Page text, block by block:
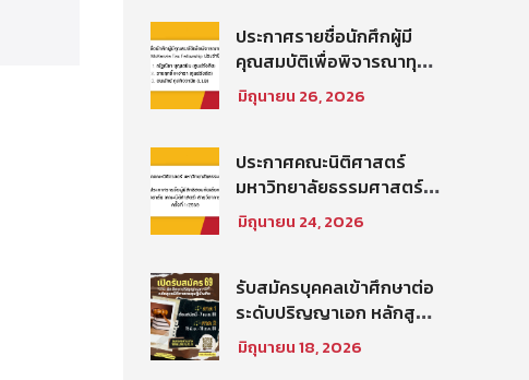
ธรรมศาสตร์ ปีการศึกษา
2569 รอบที่ 2
ประกาศรายชื่อนักศึกผู้มี
คุณสมบัติเพื่อพิจารณาทุน
โครงการ Thammasat–
Baker McKenzie Tax
ศึกษา 2569
มิถุนายน 26, 2026
ประกาศคณะนิติศาสตร์
มหาวิทยาลัยธรรมศาสตร์
เรื่อง ประกาศรายชื่อผู้มี
สิทธิสอบคัดเลือกให้เป็น
นิติศาสตร์) สายวิชาการ
ประเภทนักวิจัย ครั้งที่
1/2569
มิถุนายน 24, 2026
รับสมัครบุคคลเข้าศึกษาต่อ
ระดับปริญญาเอก หลักสูตร
นิติศาสตรดุษฎีบัณฑิต คณะ
นิติศาสตร์ มหาวิทยาลัย
มิถุนายน 18, 2026